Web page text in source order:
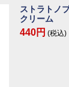
ストラトノ
クリーム
440円 (税込)